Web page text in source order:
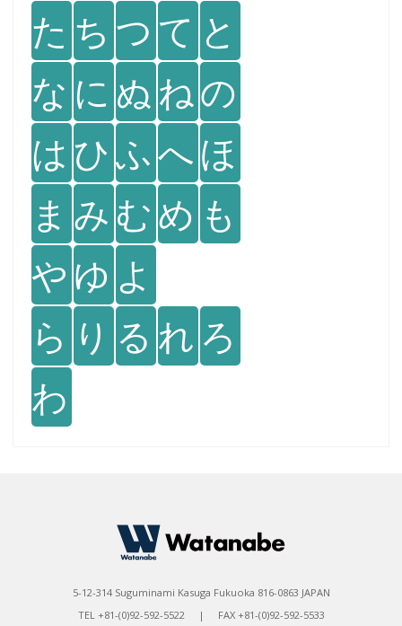
た ち つ て と
な に ぬ ねの
は ひふへほ
ま み むめ も
や ゆ よ
ら り る れ ろ
わ
5-12-314 Suguminami Kasuga Fukuoka 816-0863 JAPAN
TEL +81-(0)92-592-5522 | FAX +81-(0)92-592-5533